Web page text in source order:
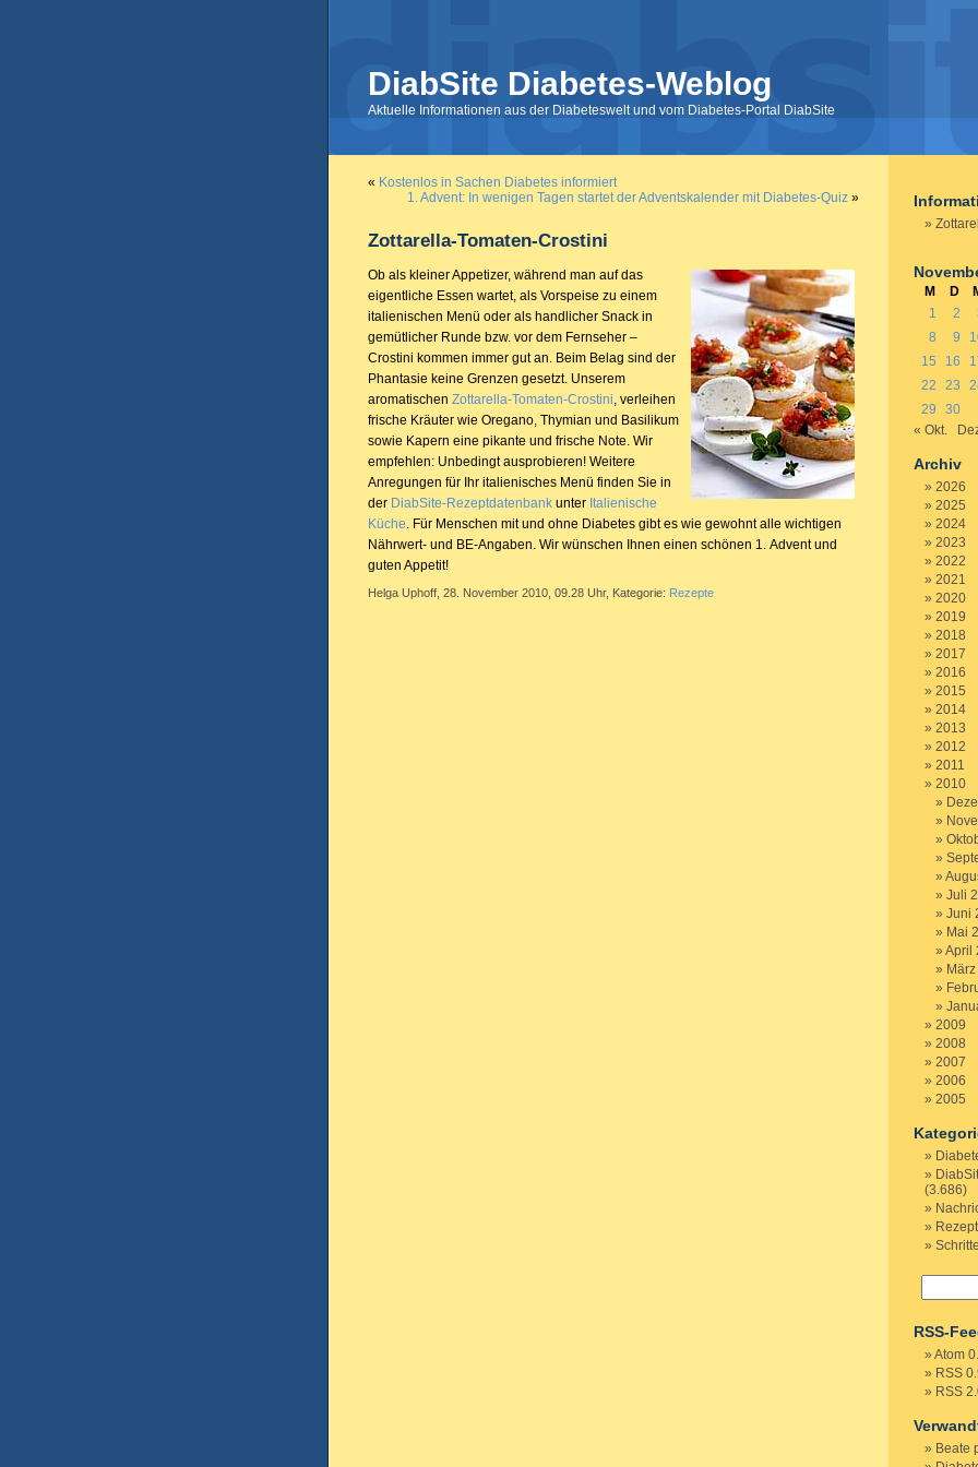
DiabSite Diabetes-Weblog
Aktuelle Informationen aus der Diabeteswelt und vom Diabetes-Portal DiabSite
« Kostenlos in Sachen Diabetes informiert
1. Advent: In wenigen Tagen startet der Adventskalender mit Diabetes-Quiz »
Zottarella-Tomaten-Crostini
Ob als kleiner Appetizer, während man auf das
eigentliche Essen wartet, als Vorspeise zu einem
italienischen Menü oder als handlicher Snack in
gemütlicher Runde bzw. vor dem Fernseher –
Crostini kommen immer gut an. Beim Belag sind der
Phantasie keine Grenzen gesetzt. Unserem
aromatischen Zottarella-Tomaten-Crostini, verleihen
frische Kräuter wie Oregano, Thymian und Basilikum
sowie Kapern eine pikante und frische Note. Wir
empfehlen: Unbedingt ausprobieren! Weitere
Anregungen für Ihr italienisches Menü finden Sie in
der DiabSite-Rezeptdatenbank unter Italienische
Küche. Für Menschen mit und ohne Diabetes gibt es wie gewohnt alle wichtigen
Nährwert- und BE-Angaben. Wir wünschen Ihnen einen schönen 1. Advent und
guten Appetit!
Helga Uphoff, 28. November 2010, 09.28 Uhr, Kategorie: Rezepte
M D
1
2
8
9
15
16
22
23
29
30
« Okt.
Archiv
2026
2025
2024
2023
2022
2021
2020
2019
2018
2017
2016
2015
2014
2013
2012
2011
2010
Juli
Juni
Mai
April
2009
2008
2007
2006
2005
(3.686)
RSS-
Atom
RSS
RSS
Beate